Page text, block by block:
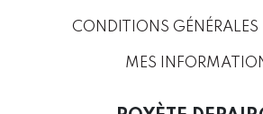
CONDITIONS GÉNÉRALES
MES